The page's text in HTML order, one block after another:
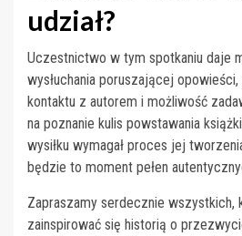
udział?
Uczestnictwo w tym spotkaniu daje
wysłuchania poruszającej
kontaktu z autorem i możliwość
na poznanie kulis powstawania
wysiłku wymagał proces jej
będzie to moment pełen
Zapraszamy serdecznie wszystkich,
zainspirować się historią o